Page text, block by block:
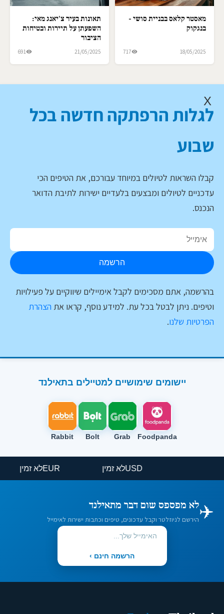
מאסטר קלאס בבניית סושי -
בנגקוק
18/05/2025
717
תאונות בעיר צ'יאנג מאי:
השפעתן על תיירות ובטיחות
הציבור
21/05/2025
691
X
לגלות הרפתקה חדשה בכל
שבוע
קבלו השראות לטיולים במיוחד עבורכם, את הטיפים הכי
עדכניים לטיולים ומבצעים בלעדיים ישירות לתיבת הדואר
הנכנס.
הרשמה
בהרשמה, אתם מסכימים לקבל אימיילים שיווקיים על פעילויות
וטיפים. ניתן לבטל בכל עת. למידע נוסף, קראו את הצהרת
הפרטיות שלנו.
יישומים שימושיים למטיילים בתאילנד
Foodpanda
Grab
Bolt
Rabbit
USDלא זמין EURלא זמין
✈️לא מפספס שום דבר מתאילנד
הירשם לניוזלטר וקבל עדכונים, טיפים וכתבות ישירות לאימייל
הרשמה חינם ›